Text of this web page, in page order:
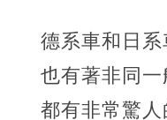
德系車和日
也有著非同
都有非常驚人